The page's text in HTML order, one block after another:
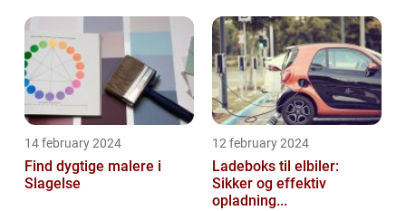
14 february 2024
Find dygtige malere i
Slagelse
12 february 2024
Ladeboks til elbiler:
Sikker og effektiv
opladning...